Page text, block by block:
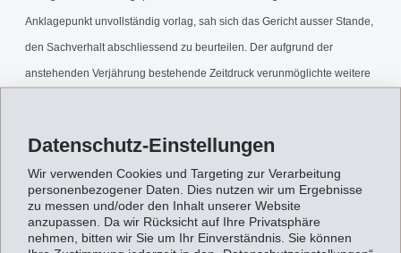
Datenschutz-Einstellungen
Wir verwenden Cookies und Targeting zur Verarbeitung
personenbezogener Daten. Dies nutzen wir um Ergebnisse
zu messen und/oder den Inhalt unserer Website
anzupassen. Da wir Rücksicht auf Ihre Privatsphäre
nehmen, bitten wir Sie um Ihr Einverständnis. Sie können
Anklagepunkt unvollständig vorlag, sah sich das Gericht ausser Stande,
den Sachverhalt abschliessend zu beurteilen. Der aufgrund der
anstehenden Verjährung bestehende Zeitdruck verunmöglichte weitere
vertagt.
Das Bundesstrafgericht ordnete zudem an, die beschlagnahmten
Fabrikations- und Geschäftsgeheimnisse zu vernichten und hob das